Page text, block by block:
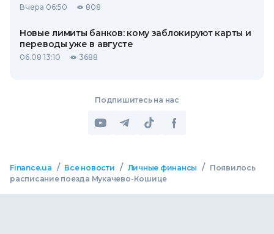
Вчера 06:50 808
Новые лимиты банков: кому заблокируют карты и
переводы уже в августе
06.08 13:10 3688
Подпишитесь на нас
Finance.ua / Все новости / Личные финансы /
Появилось
расписание поезда Мукачево-Кошице